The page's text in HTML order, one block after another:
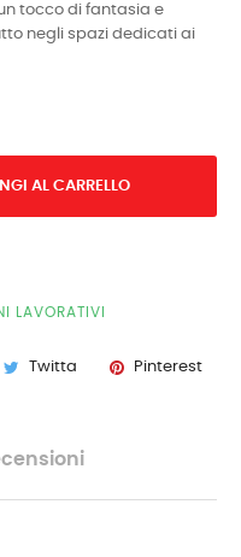
tocco di fantasia e
negli spazi dedicati ai
AL CARRELLO
LAVORATIVI
Twitta Pinterest